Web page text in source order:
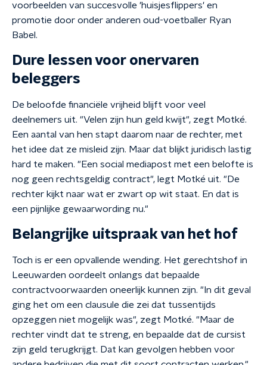
voorbeelden van succesvolle 'huisjesflippers' en
promotie door onder anderen oud-voetballer Ryan
Babel.
Dure lessen voor onervaren
beleggers
De beloofde financiële vrijheid blijft voor veel
deelnemers uit. "Velen zijn hun geld kwijt", zegt Motké.
Een aantal van hen stapt daarom naar de rechter, met
het idee dat ze misleid zijn. Maar dat blijkt juridisch lastig
hard te maken. "Een social mediapost met een belofte is
nog geen rechtsgeldig contract", legt Motké uit. "De
rechter kijkt naar wat er zwart op wit staat. En dat is
een pijnlijke gewaarwording nu."
Belangrijke uitspraak van het hof
Toch is er een opvallende wending. Het gerechtshof in
Leeuwarden oordeelt onlangs dat bepaalde
contractvoorwaarden oneerlijk kunnen zijn. "In dit geval
ging het om een clausule die zei dat tussentijds
opzeggen niet mogelijk was", zegt Motké. "Maar de
rechter vindt dat te streng, en bepaalde dat de cursist
zijn geld terugkrijgt. Dat kan gevolgen hebben voor